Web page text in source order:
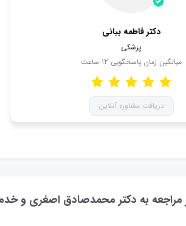
دکتر فاطمه بیانی
پزشکی
میانگین زمان پاسخگویی 12 ساعت
دریافت مشاوره آنلاین
مراجعه به دکتر محمدصادق اصغری و